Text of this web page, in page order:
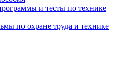
и тесты по технике
по охране труда и технике